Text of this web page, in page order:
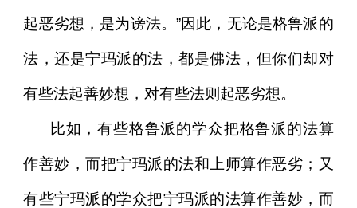
起恶劣想，是为谤法。”因此，无论是格鲁派的
法，还是宁玛派的法，都是佛法，但你们却对
有些法起善妙想，对有些法则起恶劣想。
比如，有些格鲁派的学众把格鲁派的法算
作善妙，而把宁玛派的法和上师算作恶劣；又
有些宁玛派的学众把宁玛派的法算作善妙，而